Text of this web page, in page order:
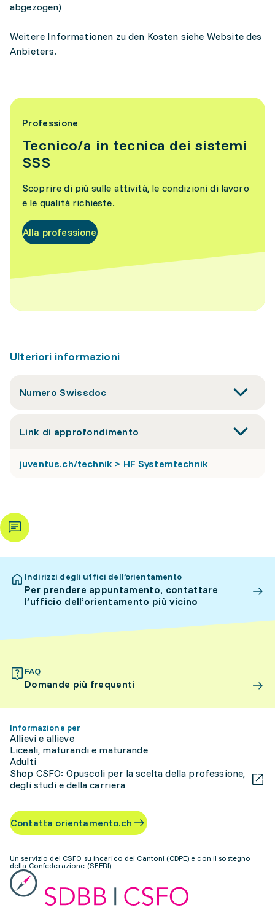
abgezogen)
Weitere Informationen zu den Kosten siehe Website des
Anbieters.
Professione
Tecnico/a in tecnica dei sistemi
SSS
Scoprire di più sulle attività, le condizioni di lavoro
e le qualità richieste.
Alla professione
Ulteriori informazioni
Numero Swissdoc
Link di approfondimento
juventus.ch/technik > HF Systemtechnik
Indirizzi degli uffici dell’orientamento
Per prendere appuntamento, contattare
l’ufficio dell’orientamento più vicino
FAQ
Domande più frequenti
Informazione per
Allievi e allieve
Liceali, maturandi e maturande
Adulti
Shop CSFO: Opuscoli per la scelta della professione,
degli studi e della carriera
Contatta orientamento.ch
Un servizio del CSFO su incarico dei Cantoni (CDPE) e con il sostegno
della Confederazione (SEFRI)